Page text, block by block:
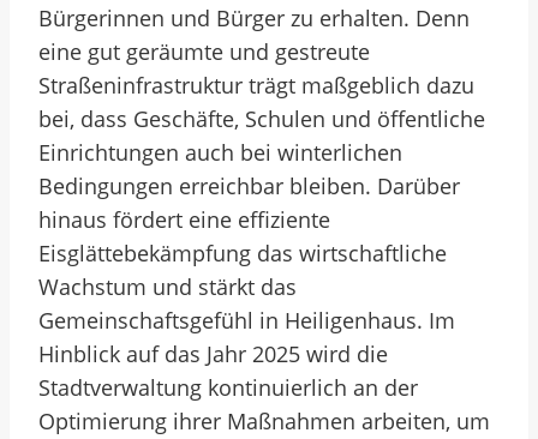
Bürgerinnen und Bürger zu erhalten. Denn
eine gut geräumte und gestreute
Straßeninfrastruktur trägt maßgeblich dazu
bei, dass Geschäfte, Schulen und öffentliche
Einrichtungen auch bei winterlichen
Bedingungen erreichbar bleiben. Darüber
hinaus fördert eine effiziente
Eisglättebekämpfung das wirtschaftliche
Wachstum und stärkt das
Gemeinschaftsgefühl in Heiligenhaus. Im
Hinblick auf das Jahr 2025 wird die
Stadtverwaltung kontinuierlich an der
Optimierung ihrer Maßnahmen arbeiten, um